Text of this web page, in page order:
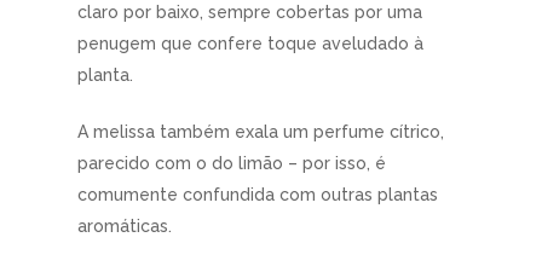
claro por baixo, sempre cobertas por uma
penugem que confere toque aveludado à
planta.
A melissa também exala um perfume cítrico,
parecido com o do limão – por isso, é
comumente confundida com outras plantas
aromáticas.